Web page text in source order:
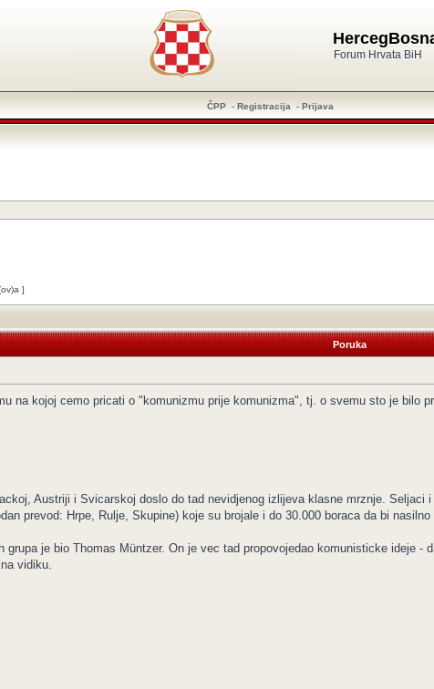
Forum Hrvata BiH
ČPP - Registracija - Prijava
]
Poruka
na kojoj cemo pricati o "komunizmu prije komunizma", tj. o svemu sto je bilo
Austriji i Svicarskoj doslo do tad nevidjenog izlijeva klasne mrznje.
prevod: Hrpe, Rulje, Skupine) koje su brojale i do 30.000 boraca da bi
grupa je bio Thomas Müntzer. On je vec tad propovojedao komunisticke ideje
vidiku.